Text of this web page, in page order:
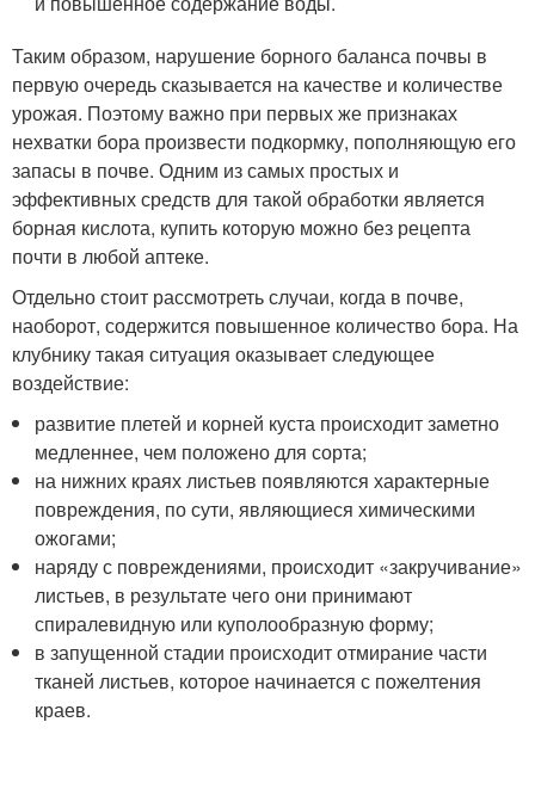
Таким образом, нарушение борного баланса почвы в
первую очередь сказывается на качестве и количестве
урожая. Поэтому важно при первых же признаках
нехватки бора произвести подкормку, пополняющую его
запасы в почве. Одним из самых простых и
эффективных средств для такой обработки является
борная кислота, купить которую можно без рецепта
почти в любой аптеке.
Отдельно стоит рассмотреть случаи, когда в почве,
наоборот, содержится повышенное количество бора. На
клубнику такая ситуация оказывает следующее
воздействие:
развитие плетей и корней куста происходит заметно
медленнее, чем положено для сорта;
на нижних краях листьев появляются характерные
повреждения, по сути, являющиеся химическими
ожогами;
наряду с повреждениями, происходит «закручивание»
листьев, в результате чего они принимают
спиралевидную или куполообразную форму;
в запущенной стадии происходит отмирание части
тканей листьев, которое начинается с пожелтения
краев.